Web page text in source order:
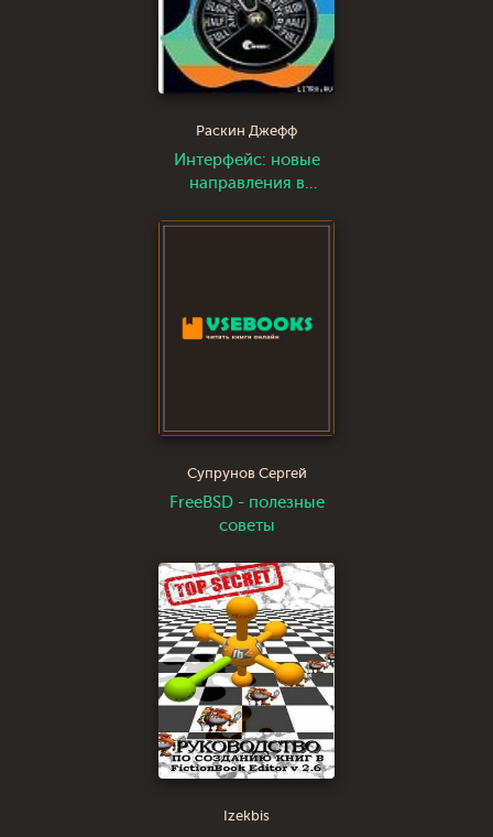
Раскин Джефф
Интерфейс: новые
направления в
компьютерных
Супрунов Сергей
FreeBSD - полезные
советы
Izekbis